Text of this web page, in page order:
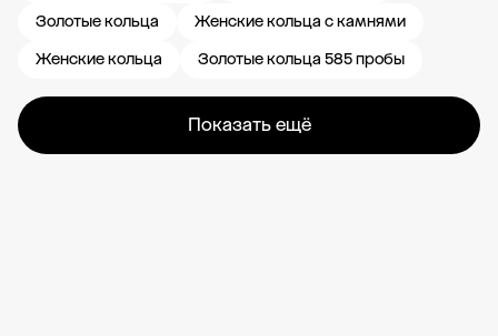
Золотые кольца
Женские кольца с камнями
Женские кольца
Золотые кольца 585 пробы
Показать ещё